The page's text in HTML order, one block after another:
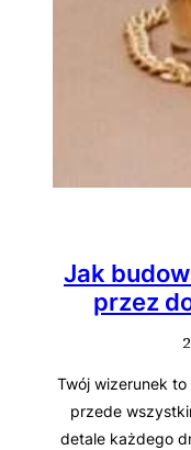
Jak
przez
Twój wizerunek
przede
detale każdego